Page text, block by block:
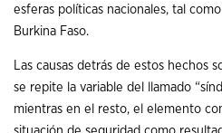
esferas políticas nacionales, tal
Burkina Faso.
Las causas detrás de estos hechos
se repite la variable del llamado
mientras en el resto, el elemento